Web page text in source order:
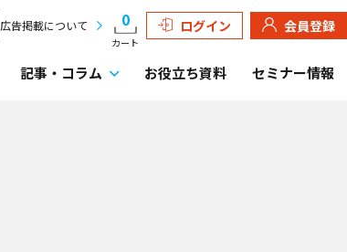
広告掲載について 0
カート
ログイン 会員登録
記事・ コラム お役立ち資料 セミナー情報